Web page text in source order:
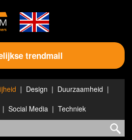
trendmail
Design
Duurzaamheid
Social Media Techniek